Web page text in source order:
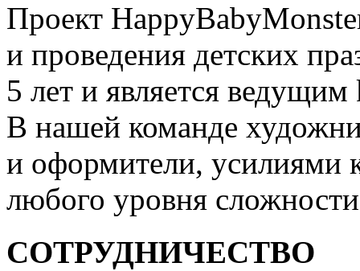
Проект
и проведения детских
5 лет и является
В нашей команде
и оформители, усилиями
любого уровня
СОТРУДНИЧЕСТВО